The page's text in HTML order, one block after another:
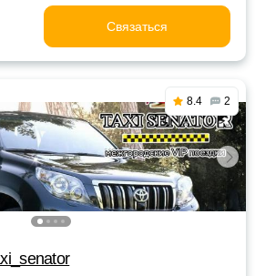
Связаться
8.4 2